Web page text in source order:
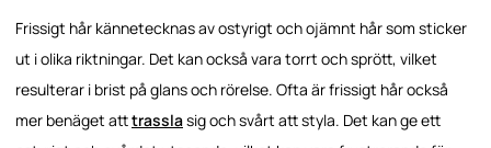
Frissigt hår kännetecknas av ostyrigt och ojämnt hår som sticker
ut i olika riktningar. Det kan också vara torrt och sprött, vilket
resulterar i brist på glans och rörelse. Ofta är frissigt hår också
mer benäget atttrasslasig och svårt att styla. Det kan ge ett